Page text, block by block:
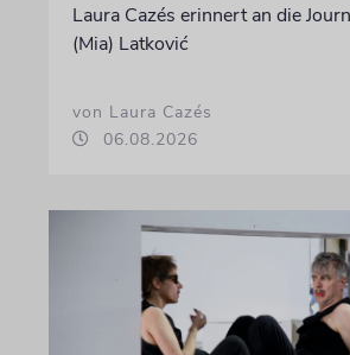
Laura Cazés erinnert an die
(Mia) Latković
von Laura Cazés
06.08.2026